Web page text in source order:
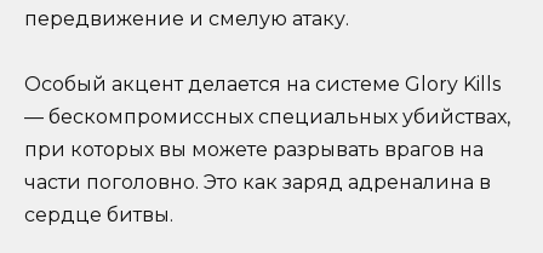
передвижение и смелую атаку.
Особый акцент делается на системе Glory Kills
— бескомпромиссных специальных убийствах,
при которых вы можете разрывать врагов на
части поголовно. Это как заряд адреналина в
сердце битвы.